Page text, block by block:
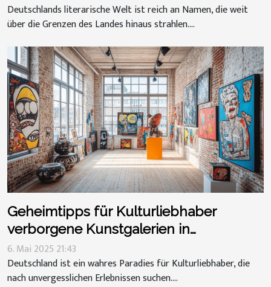
Deutschlands literarische Welt ist reich an Namen, die weit
über die Grenzen des Landes hinaus strahlen....
Geheimtipps für Kulturliebhaber
verborgene Kunstgalerien in
Deutschland
6. Mai 2025 21:43
Deutschland ist ein wahres Paradies für Kulturliebhaber, die
nach unvergesslichen Erlebnissen suchen....